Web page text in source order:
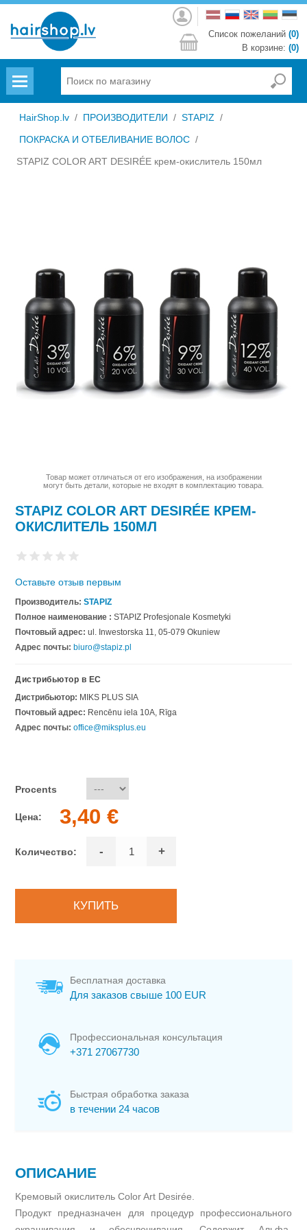
Войти
Список пожеланий (0)
В корзине: (0)
HairShop.lv / ПРОИЗВОДИТЕЛИ / STAPIZ /
ПОКРАСКА И ОТБЕЛИВАНИЕ ВОЛОС /
STAPIZ COLOR ART DESIRÉE крем-окислитель 150мл
Товар может отличаться от его изображения, на изображении
могут быть детали, которые не входят в комплектацию товара.
STAPIZ COLOR ART DESIRÉE КРЕМ-
ОКИСЛИТЕЛЬ 150МЛ
Оставьте отзыв первым
Производитель: STAPIZ
Полное наименование : STAPIZ Profesjonale Kosmetyki
Почтовый адрес: ul. Inwestorska 11, 05-079 Okuniew
Адрес почты: biuro@stapiz.pl
Дистрибьютор в ЕС
Дистрибьютор: MIKS PLUS SIA
Почтовый адрес: Rencēnu iela 10A, Rīga
Адрес почты: office@miksplus.eu
Procents
Цена: 3,40 €
Количество: - +
Бесплатная доставка
Для заказов свыше 100 EUR
Профессиональная консультация
+371 27067730
Быстрая обработка заказа
в течении 24 часов
ОПИСАНИЕ
Kремовый окислитель Color Art Desirée.
Продукт предназначен для процедур профессионального